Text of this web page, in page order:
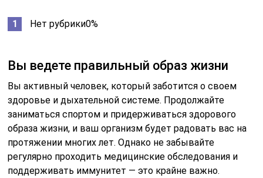
Нет рубрики0%
Вы ведете правильный образ жизни
Вы активный человек, который заботится о своем
здоровье и дыхательной системе. Продолжайте
заниматься спортом и придерживаться здорового
образа жизни, и ваш организм будет радовать вас на
протяжении многих лет. Однако не забывайте
регулярно проходить медицинские обследования и
поддерживать иммунитет — это крайне важно.